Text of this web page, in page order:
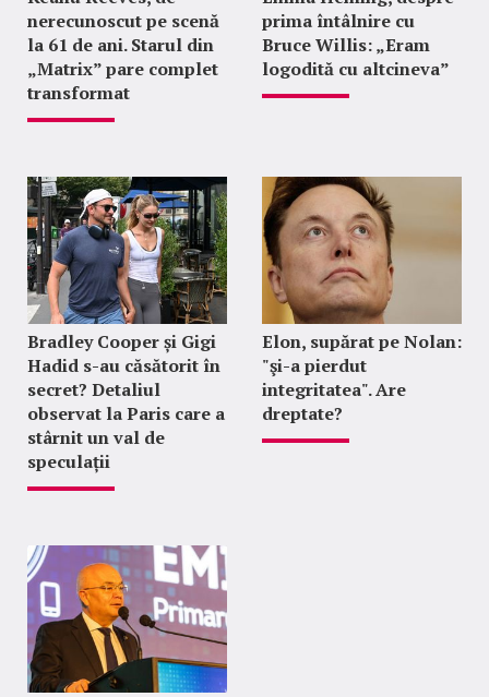
nerecunoscut pe scenă
la 61 de ani. Starul din
„Matrix” pare complet
transformat
prima întâlnire cu
Bruce Willis: „Eram
logodită cu altcineva”
Bradley Cooper și Gigi
Hadid s-au căsătorit în
secret? Detaliul
observat la Paris care a
stârnit un val de
speculații
Elon, supărat pe Nolan:
"şi-a pierdut
integritatea". Are
dreptate?